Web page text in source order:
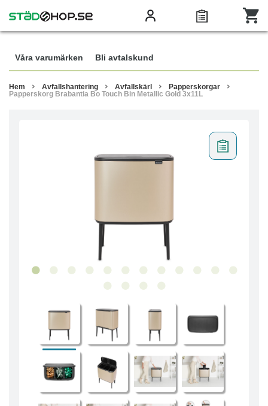
Våra varumärken Bli avtalskund
Hem Avfallshantering Avfallskärl
Papperskorgar
Papperskorg Brabantia Bo Touch Bin Metallic Gold 3x11L